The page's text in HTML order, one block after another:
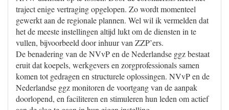
traject enige vertraging opgelopen. Zo wordt momenteel
gewerkt aan de regionale plannen. Wel wil ik vermelden dat
het de meeste instellingen altijd lukt om de diensten in te
vullen, bijvoorbeeld door inhuur van ZZP’ers.
De benadering van de NVvP en de Nederlandse ggz bestaat
eruit dat koepels, werkgevers en zorgprofessionals samen
komen tot gedragen en structurele oplossingen. NVvP en de
Nederlandse ggz monitoren de voortgang van de aanpak
doorlopend, en faciliteren en stimuleren hun leden om actief